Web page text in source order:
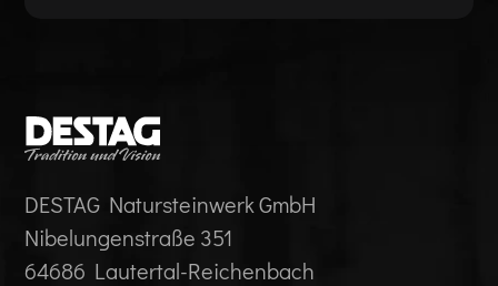
DESTAG Natursteinwerk GmbH
Nibelungenstraße 351
64686 Lautertal-Reichenbach